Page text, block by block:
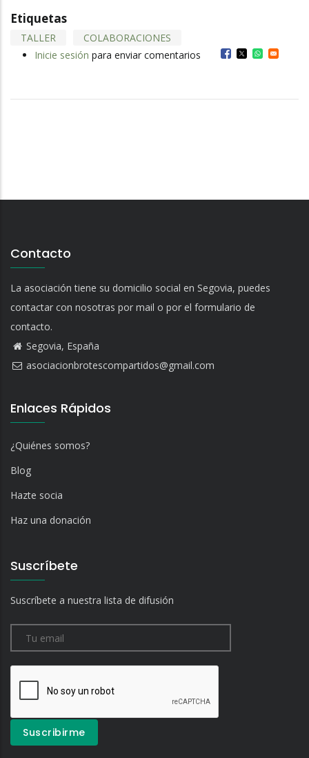
Etiquetas
TALLER
COLABORACIONES
Inicie sesión para enviar comentarios
Contacto
La asociación tiene su domicilio social en Segovia, puedes
contactar con nosotras por mail o por el formulario de
contacto.
Segovia, España
asociacionbrotescompartidos@gmail.com
Enlaces Rápidos
¿Quiénes somos?
Blog
Hazte socia
Haz una donación
Suscríbete
Suscríbete a nuestra lista de difusión